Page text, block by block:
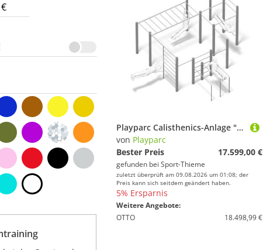
Playparc Calisthenics-Anlage "Allround"
von Playparc
Bester Preis
17.599,00 €
gefunden bei Sport-Thieme
zuletzt überprüft am 09.08.2026 um 01:08; der
Preis kann sich seitdem geändert haben.
5% Ersparnis
Weitere Angebote:
OTTO
18.498,99 €